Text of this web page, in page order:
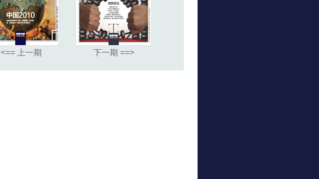
<== 上一期 下一期 ==>